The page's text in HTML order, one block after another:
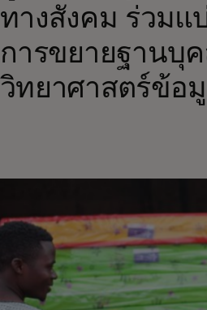
ทางสังคม ร่วมแ
การขยายฐานบุ
วิทยาศาสตร์ข้อ